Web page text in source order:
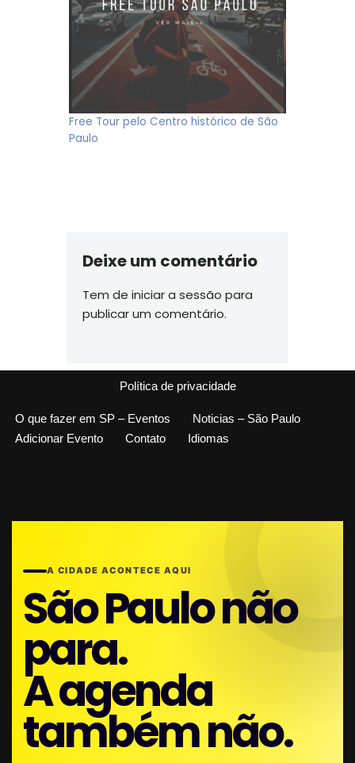
Free Tour pelo Centro histórico de São
Paulo
Deixe um comentário
Tem de iniciar a sessão para
publicar um comentário.
Política de privacidade
O que fazer em SP – Eventos
Noticias – São Paulo
Adicionar Evento
Contato Idiomas
A CIDADE ACONTECE AQUI
São Paulo não
para.
A agenda
também não.